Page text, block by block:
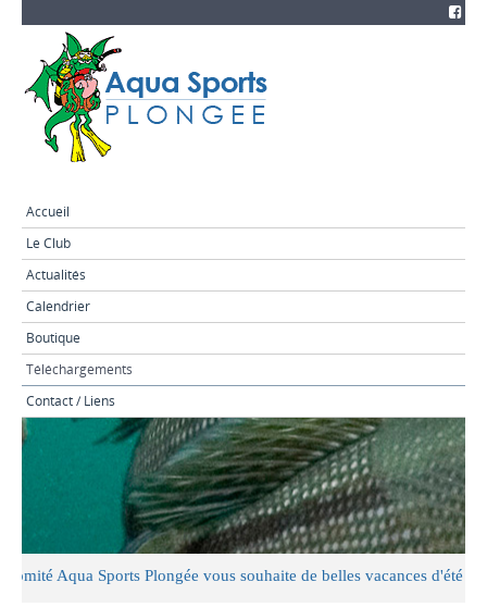
Accueil
Le Club
Actualités
Calendrier
Boutique
Téléchargements
Contact / Liens
Aqua Sports Plongée vous souhaite de belles vacances d'été